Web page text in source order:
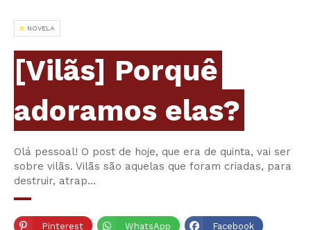
NOVELA
[Vilãs] Porquê
adoramos elas?
Olá pessoal! O post de hoje, que era de quinta, vai ser
sobre vilãs. Vilãs são aquelas que foram criadas, para
destruir, atrap…
Pinterest WhatsApp Facebook